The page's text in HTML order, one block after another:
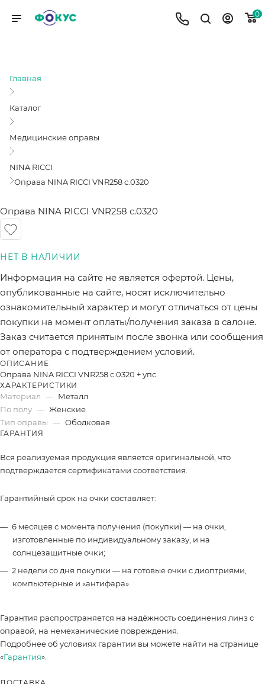
0
Главная
Каталог
Медицинские оправы
NINA RICCI
Оправа NINA RICCI VNR258 c.0320
Оправа NINA RICCI VNR258 c.0320
Информация на сайте не является офертой. Цены,
опубликованные на сайте, носят исключительно
ознакомительный характер и могут отличаться от цены
покупки на момент оплаты/получения заказа в салоне.
Заказ считается принятым после звонка или сообщения
от оператора с подтверждением условий.
ОПИСАНИЕ
Оправа NINA RICCI VNR258 c.0320 + упс.
ХАРАКТЕРИСТИКИ
Материал — Металл
По полу — Женские
Тип оправы — Ободковая
ГАРАНТИЯ
Вся реализуемая продукция является оригинальной, что
подтверждается сертификатами соответствия.
Гарантийный срок на очки составляет:
6 месяцев с момента получения (покупки) — на очки,
изготовленные по индивидуальному заказу, и на
солнцезащитные очки;
2 недели со дня покупки — на готовые очки с диоптриями,
компьютерные и «антифара».
Гарантия распространяется на надёжность соединения линз с
оправой, на немеханические повреждения.
Подробнее об условиях гарантии вы можете найти на странице
«Гарантия».